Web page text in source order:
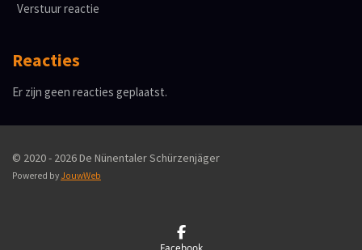
Verstuur reactie
Reacties
Er zijn geen reacties geplaatst.
© 2020 - 2026 De Nünentaler Schürzenjäger
Powered by JouwWeb